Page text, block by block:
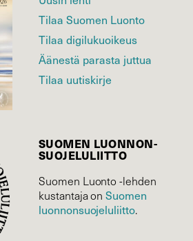
Tilaa Suomen Luonto
Tilaa digilukuoikeus
Äänestä parasta juttua
Tilaa uutiskirje
SUOMEN LUONNON­
SUOJELU­LIITTO
Suomen Luonto -lehden
kustantaja onSuomen
luonnonsuojelu­liitto.